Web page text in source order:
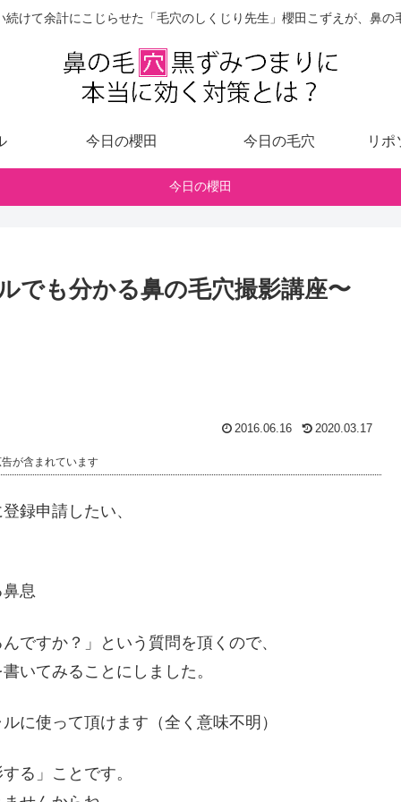
続けて余計にこじらせた「毛穴のしくじり先生」櫻田こずえが、鼻の
今日の櫻田 今日の毛穴 リポ
今日の櫻田
でも分かる鼻の毛穴撮影講座〜
2016.06.16 2020.03.17
が含まれています
録申請したい、
息
ですか？」という質問を頂くので、
いてみることにしました。
に使って頂けます（全く意味不明）
る」ことです。